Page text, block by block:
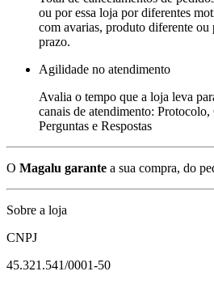
ou por essa loja por diferentes
com avarias, produto diferente
prazo.
Agilidade no atendimento
Avalia o tempo que a loja leva
canais de atendimento:
Perguntas e Respostas
O Magalu garante a sua compra, do
Sobre a loja
CNPJ
45.321.541/0001-50